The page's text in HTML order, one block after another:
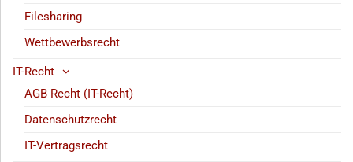
Filesharing
Wettbewerbsrecht
IT-Recht
AGB Recht (IT-Recht)
Datenschutzrecht
IT-Vertragsrecht